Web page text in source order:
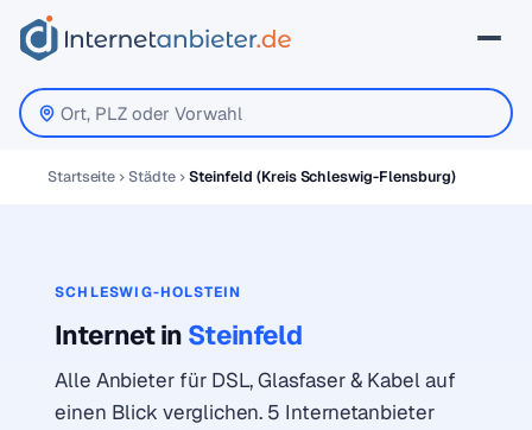
Startseite Städte Steinfeld (Kreis Schleswig-Flensburg)
SCHLESWIG-HOLSTEIN
Internet in Steinfeld
Alle Anbieter für DSL, Glasfaser & Kabel auf
einen Blick verglichen. 5 Internetanbieter